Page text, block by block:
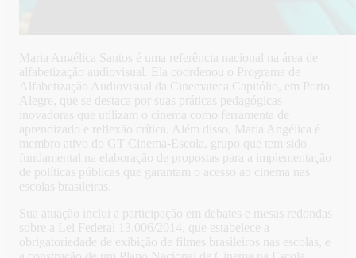
Maria Angélica Santos é uma referência nacional na área de
alfabetização audiovisual. Ela coordenou o Programa de
Alfabetização Audiovisual da Cinemateca Capitólio, em Porto
Alegre, que se destaca por suas práticas pedagógicas
inovadoras que utilizam o cinema como ferramenta de
aprendizado e reflexão crítica. Além disso, Maria Angélica é
membro ativo do GT Cinema-Escola, grupo que tem sido
fundamental na elaboração de propostas para a implementação
de políticas públicas que garantam o acesso ao cinema nas
escolas brasileiras.
Sua atuação inclui a participação em debates e mesas redondas
sobre a Lei Federal 13.006/2014, que estabelece a
obrigatoriedade de exibição de filmes brasileiros nas escolas, e